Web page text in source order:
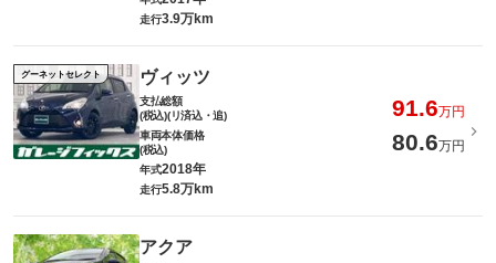
走行3.9万km
グーネットセレクト ヴィッツ
支払総額
(税込)(リ済込・追)
91.6万円
車両本体価格
(税込)
80.6万円
年式2018年
走行5.8万km
アクア